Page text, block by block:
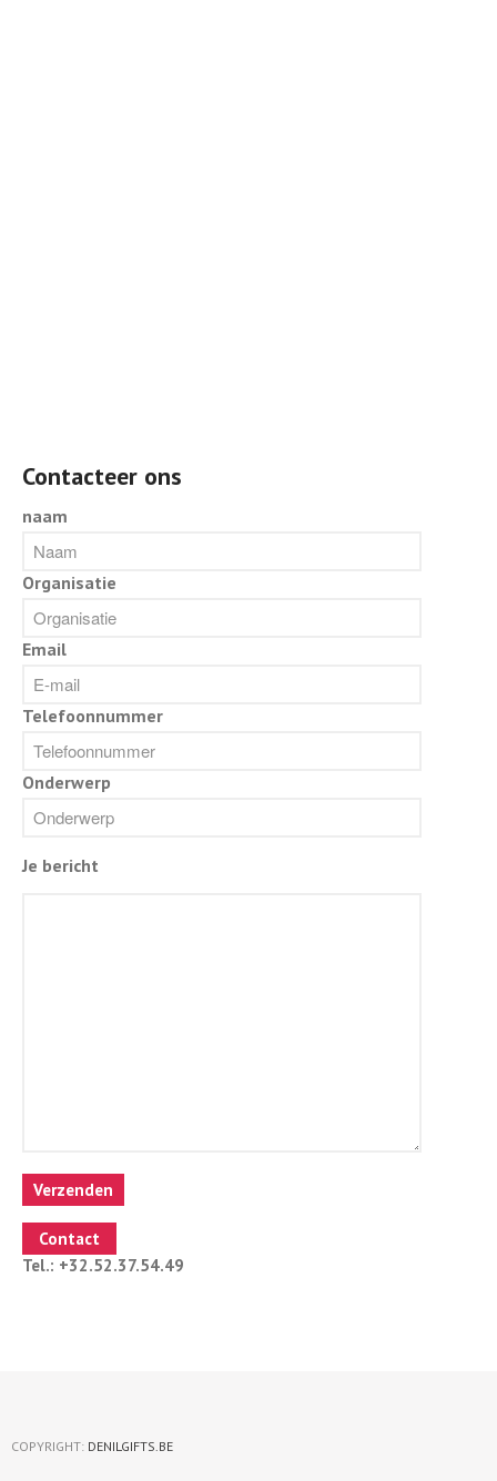
Contacteer ons
naam
Organisatie
Email
Gelieve dit veld leeg te laten.
Telefoonnummer
Onderwerp
Je bericht
Contact
Tel.: +32.52.37.54.49
COPYRIGHT: DENILGIFTS.BE